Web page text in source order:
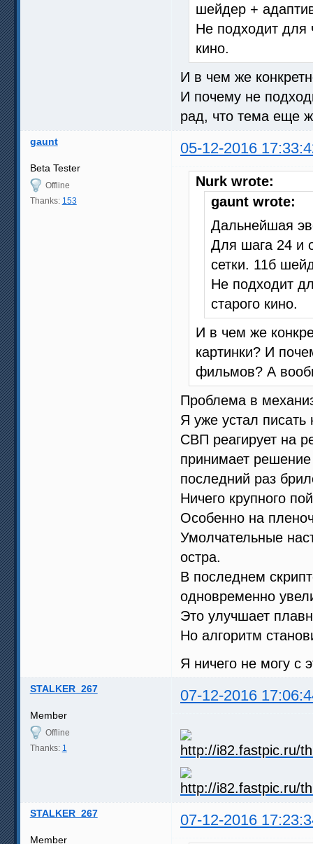
шейдер +
Не подходит для
кино.
И в чем же
И почему не
рад, что тема еще
gaunt 05-12-2016
Beta Tester
Offline
Thanks: 153
Nurk wrote:
gaunt wrote:
Дальнейшая
Для шага 24 и
сетки. 11б
Не подходит
старого кино.
И в чем же
картинки? И
фильмов? А
Проблема в
Я уже устал писать
СВП реагирует на
принимает
последний раз
Ничего крупного
Особенно на
Умолчательные
остра.
В последнем
одновременно
Это улучшает
Но алгоритм
Я ничего не могу с
STALKER_267 07-12-2016
Member
Offline
Thanks: 1
STALKER_267 07-12-2016
Member